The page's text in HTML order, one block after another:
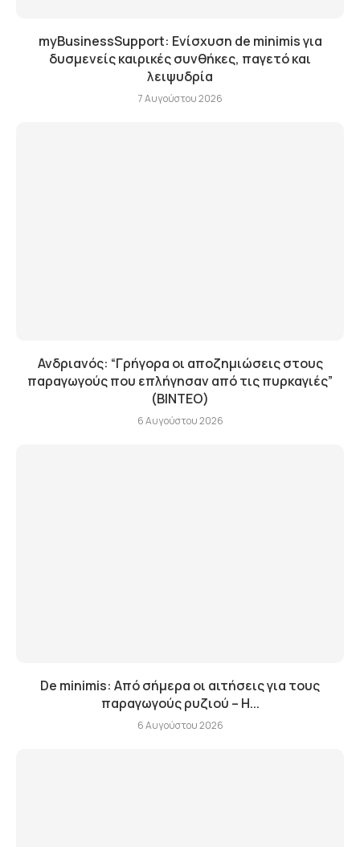
myBusinessSupport: Ενίσχυση de minimis για
δυσμενείς καιρικές συνθήκες, παγετό και
λειψυδρία
7 Αυγούστου 2026
Ανδριανός: “Γρήγορα οι αποζημιώσεις στους
παραγωγούς που επλήγησαν από τις πυρκαγιές”
(BINTEO)
6 Αυγούστου 2026
De minimis: Από σήμερα οι αιτήσεις για τους
παραγωγούς ρυζιού – Η...
6 Αυγούστου 2026